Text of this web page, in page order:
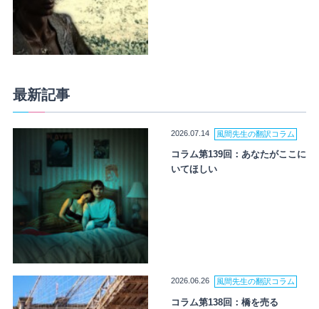
最新記事
2026.07.14 風間先生の翻訳コラム
コラム第139回：あなたがここに
いてほしい
2026.06.26 風間先生の翻訳コラム
コラム第138回：橋を売る